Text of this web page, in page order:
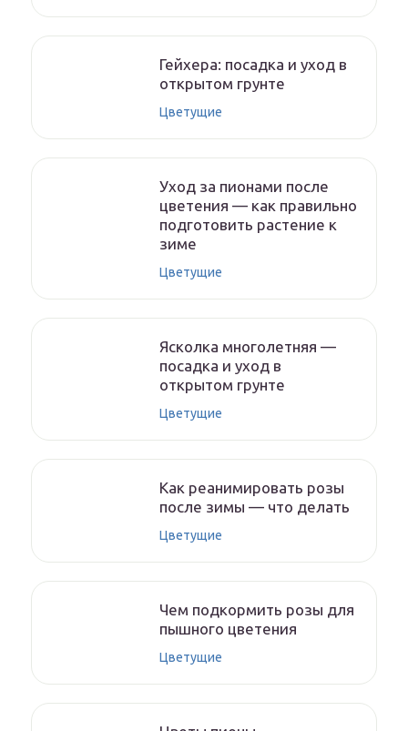
Гейхера: посадка и уход в
открытом грунте
Цветущие
Уход за пионами после
цветения — как правильно
подготовить растение к
зиме
Цветущие
Ясколка многолетняя —
посадка и уход в
открытом грунте
Цветущие
Как реанимировать розы
после зимы — что делать
Цветущие
Чем подкормить розы для
пышного цветения
Цветущие